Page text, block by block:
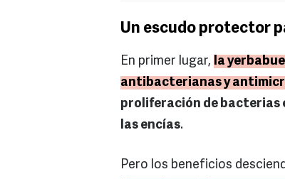
Un escudo protector
En primer lugar, la
antibacterianas y
proliferación de bacterias
las encías.
Pero los beneficios